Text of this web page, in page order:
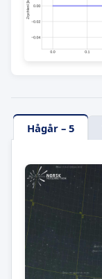
Hågår – 5